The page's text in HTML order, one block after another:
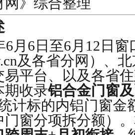
6月6日至6月12日
及各省分网）、
易平台、以及各省
期收录铝合金门窗
统计标的内铝门窗金
门窗分项拆分额）